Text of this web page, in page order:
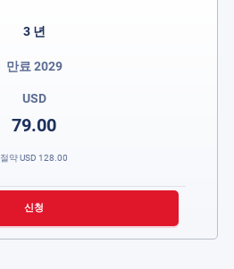
3 년
만료 2029
USD
79.00
절약USD 128.00
신청